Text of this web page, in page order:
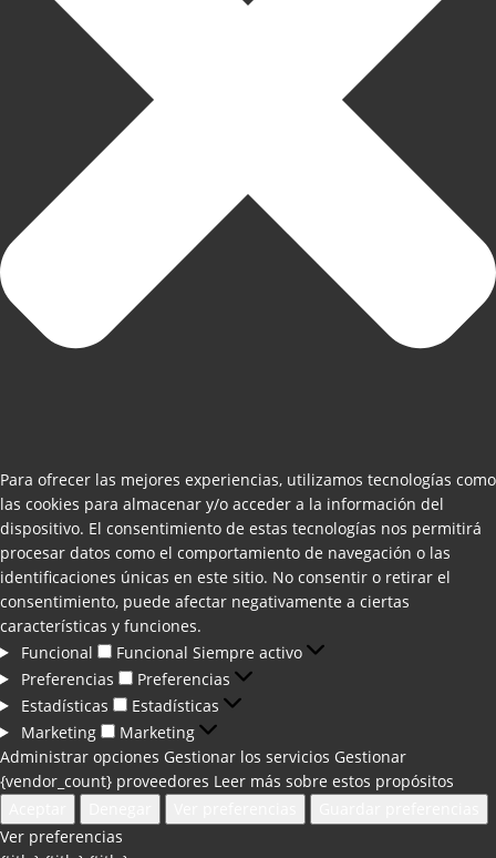
Para ofrecer las mejores experiencias, utilizamos tecnologías como
las cookies para almacenar y/o acceder a la información del
dispositivo. El consentimiento de estas tecnologías nos permitirá
procesar datos como el comportamiento de navegación o las
identificaciones únicas en este sitio. No consentir o retirar el
consentimiento, puede afectar negativamente a ciertas
características y funciones.
Funcional
Funcional Siempre activo
Preferencias
Preferencias
Estadísticas
Estadísticas
Marketing
Marketing
Administrar opciones Gestionar los servicios Gestionar
{vendor_count} proveedores Leer más sobre estos propósitos
Ver preferencias